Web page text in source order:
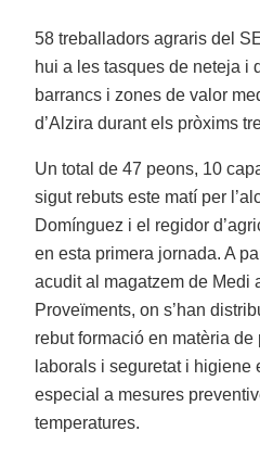
58 treballadors agraris del
hui a les tasques de neteja i
barrancs i zones de valor
d’Alzira durant els pròxims
Un total de 47 peons, 10
sigut rebuts este matí per
Domínguez i el regidor
en esta primera jornada. A
acudit al magatzem de Medi
Proveïments, on s’han
rebut formació en matèria
laborals i seguretat i higiene
especial a mesures
temperatures.